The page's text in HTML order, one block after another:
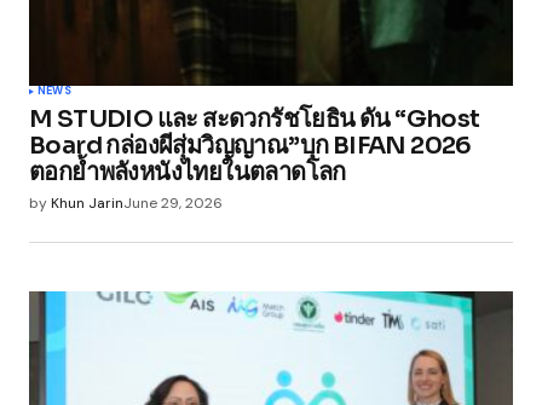
NEWS
M STUDIO และ สะดวกรัชโยธิน ดัน “Ghost
Board กล่องผีสุ่มวิญญาณ”บุก BIFAN 2026
ตอกย้ำพลังหนังไทยในตลาดโลก
byKhun JarinJune 29, 2026